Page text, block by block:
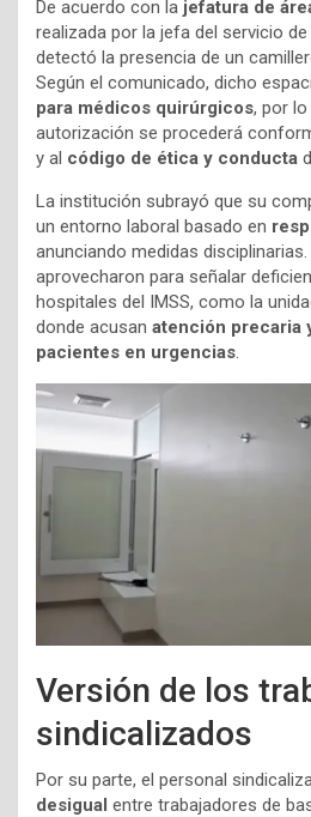
De acuerdo con la jefatura de
realizada por la jefa del servicio
detectó la presencia de un
Según el comunicado, dicho
para médicos quirúrgicos, por
autorización se procederá
y al código de ética y conducta
La institución subrayó que su
un entorno laboral basado en
anunciando medidas
aprovecharon para señalar
hospitales del IMSS, como la
donde acusan atención precaria
pacientes en urgencias.
Versión de los
sindicalizados
Por su parte, el personal
desigual entre trabajadores de